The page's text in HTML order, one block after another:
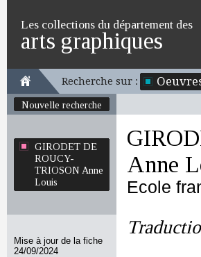
Les collections du département des
arts graphiques
Recherche sur :
Nouvelle recherche
GIRODET DE
ROUCY-
TRIOSON Anne
Louis
Mise à jour de la fiche
24/09/2024
Anne
Ecole